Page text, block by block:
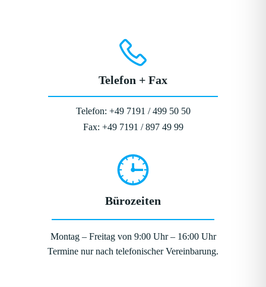
Telefon + Fax
Telefon: +49 7191 / 499 50 50
Fax: +49 7191 / 897 49 99
Bürozeiten
Montag – Freitag von 9:00 Uhr – 16:00 Uhr
Termine nur nach telefonischer Vereinbarung.